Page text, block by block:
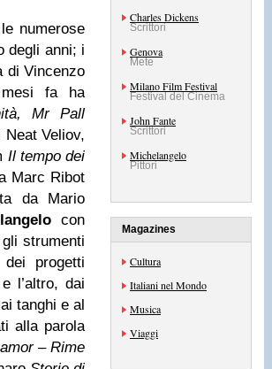
numerose
degli anni; i
di Vincenzo
mesi fa ha
Mr Pall
Veliov,
Il tempo dei
Marc Ribot
da Mario
con
strumenti
progetti
l’altro, dai
tanghi e al
alla parola
– Rime
Charles Dickens
Scrittori
Genova
Mete
Milano Film Festival
Festival del Cinema
John Fante
Scrittori
Michelangelo
Pittori
Magazines
Cultura
Italiani nel Mondo
Musica
Viaggi